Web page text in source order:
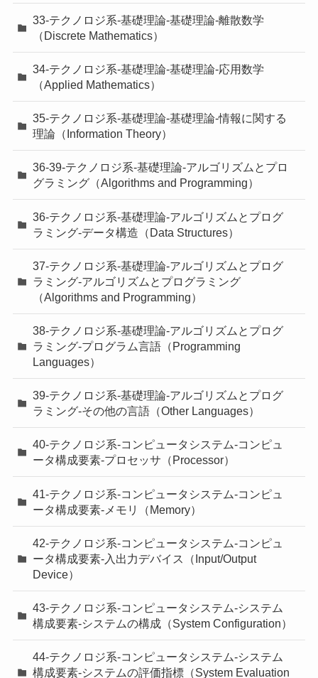
33-テクノロジ系-基礎理論-基礎理論-離散数学
（Discrete Mathematics）
34-テクノロジ系-基礎理論-基礎理論-応用数学
（Applied Mathematics）
35-テクノロジ系-基礎理論-基礎理論-情報に関する
理論（Information Theory）
36-39-テクノロジ系-基礎理論-アルゴリズムとプロ
グラミング（Algorithms and Programming）
36-テクノロジ系-基礎理論-アルゴリズムとプログ
ラミング-データ構造（Data Structures）
37-テクノロジ系-基礎理論-アルゴリズムとプログ
ラミング-アルゴリズムとプログラミング
（Algorithms and Programming）
38-テクノロジ系-基礎理論-アルゴリズムとプログ
ラミング-プログラム言語（Programming
Languages）
39-テクノロジ系-基礎理論-アルゴリズムとプログ
ラミング-その他の言語（Other Languages）
40-テクノロジ系-コンピュータシステム-コンピュ
ータ構成要素-プロセッサ（Processor）
41-テクノロジ系-コンピュータシステム-コンピュ
ータ構成要素-メモリ（Memory）
42-テクノロジ系-コンピュータシステム-コンピュ
ータ構成要素-入出力デバイス（Input/Output
Device）
43-テクノロジ系-コンピュータシステム-システム
構成要素-システムの構成（System Configuration）
44-テクノロジ系-コンピュータシステム-システム
構成要素-システムの評価指標（System Evaluation